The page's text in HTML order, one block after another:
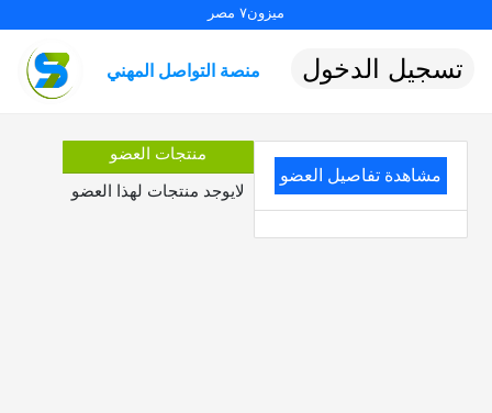
ميزون٧ مصر
منصة التواصل المهني تسجيل الدخول
مشاهدة تفاصيل العضو
منتجات العضو
لايوجد منتجات لهذا العضو